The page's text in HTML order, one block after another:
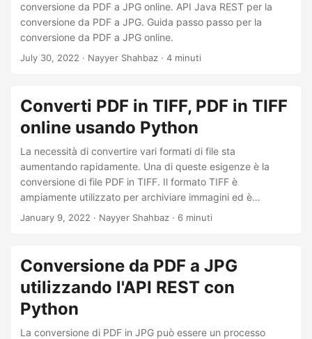
conversione da PDF a JPG online. API Java REST per la
conversione da PDF a JPG. Guida passo passo per la
conversione da PDF a JPG online.
July 30, 2022 · Nayyer Shahbaz · 4 minuti
Converti PDF in TIFF, PDF in TIFF
online usando Python
La necessità di convertire vari formati di file sta
aumentando rapidamente. Una di queste esigenze è la
conversione di file PDF in TIFF. Il formato TIFF è
ampiamente utilizzato per archiviare immagini ed è
compatibile con quasi tutti i software di imaging. In questo
Esploreremo diverse librerie e metodi per portare a termine
questo compito e forniremo una guida passo passo per
aiutarti con il processo di conversione.
January 9, 2022 · Nayyer Shahbaz · 6 minuti
Conversione da PDF a JPG
utilizzando l'API REST con
Python
La conversione di PDF in JPG può essere un processo